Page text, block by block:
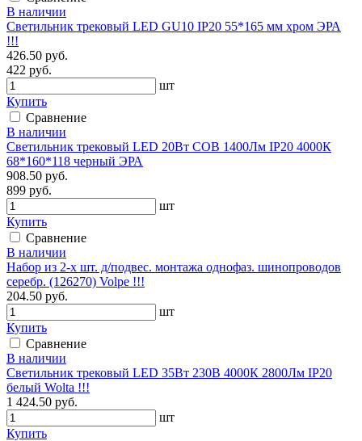
В наличии
Светильник трековый LED GU10 IP20 55*165 мм хром ЭРА
!!!
426.50 руб.
422 руб.
шт
Купить
Сравнение
В наличии
Светильник трековый LED 20Вт COB 1400Лм IP20 4000К
68*160*118 черный ЭРА
908.50 руб.
899 руб.
шт
Купить
Сравнение
В наличии
Набор из 2-х шт. д/подвес. монтажа однофаз. шинопроводов
серебр. (126270) Volpe !!!
204.50 руб.
шт
Купить
Сравнение
В наличии
Светильник трековый LED 35Вт 230В 4000К 2800Лм IP20
белый Wolta !!!
1 424.50 руб.
шт
Купить